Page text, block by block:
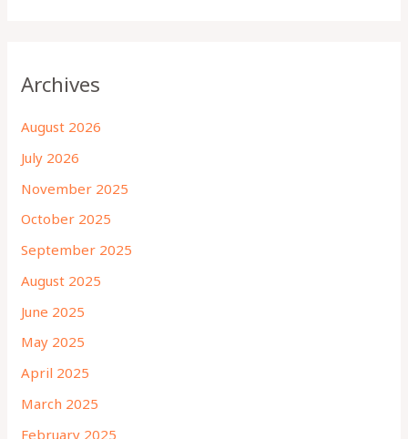
Archives
August 2026
July 2026
November 2025
October 2025
September 2025
August 2025
June 2025
May 2025
April 2025
March 2025
February 2025